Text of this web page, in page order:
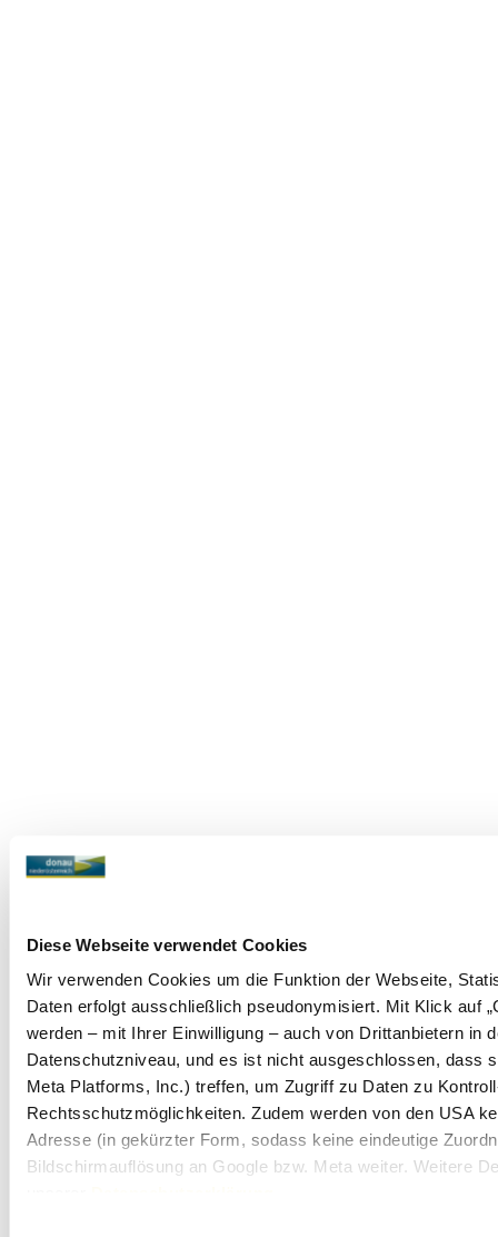
Diese Webseite verwendet Cookies
Wir verwenden Cookies um die Funktion der Webseite,
Daten erfolgt ausschließlich pseudonymisiert. Mit Klick auf
werden – mit Ihrer Einwilligung – auch von Drittanbietern in
Datenschutzniveau, und es ist nicht ausgeschlossen, dass
Meta Platforms, Inc.) treffen, um Zugriff zu Daten zu
Rechtsschutzmöglichkeiten. Zudem werden von den USA
Adresse (in gekürzter Form, sodass keine eindeutige
Bildschirmauflösung an Google bzw. Meta weiter. Weitere